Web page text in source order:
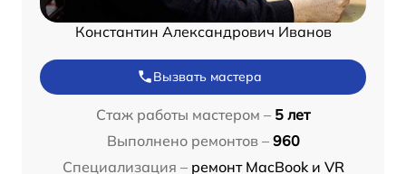
Константин Александрович Иванов
Вызвать мастера
Стаж работы мастером – 5 лет
Выполнено ремонтов – 960
Специализация – ремонт MacBook и VR